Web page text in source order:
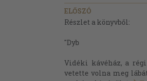
ELŐSZÓ
Részlet a könyvből:
"Dyb
Vidéki kávéház, a
vetette volna meg